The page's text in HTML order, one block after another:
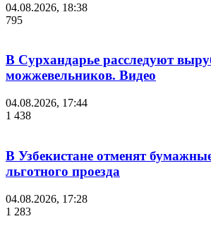
04.08.2026, 18:38
795
В Сурхандарье расследуют
можжевельников. Видео
04.08.2026, 17:44
1 438
В Узбекистане отменят
льготного проезда
04.08.2026, 17:28
1 283